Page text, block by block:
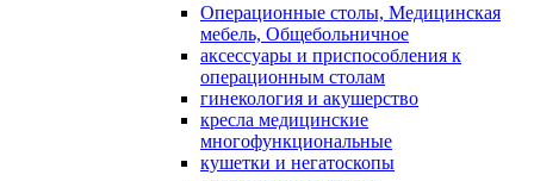
Операционные столы, Медицинская
мебель, Общебольничное
аксессуары и приспособления к
операционным столам
гинекология и акушерство
кресла медицинские
многофункциональные
кушетки и негатоскопы